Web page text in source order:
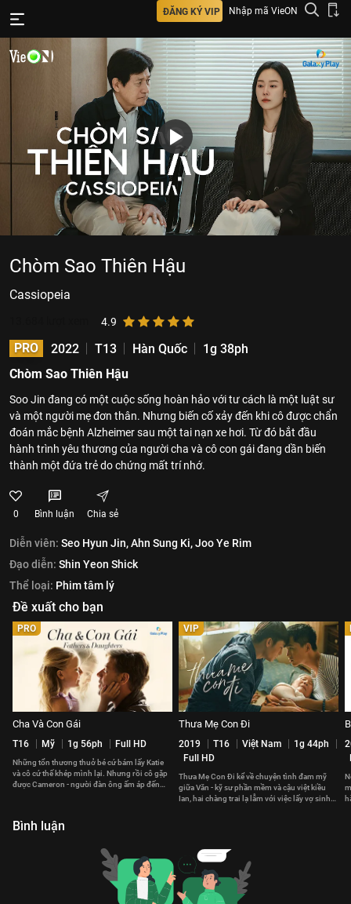
ĐĂNG KÝ VIP Nhập mã VieON
Chòm Sao Thiên Hậu
Cassiopeia
4.9
PRO 2022 T13 Hàn Quốc
1g 38ph
Chòm Sao Thiên Hậu
Soo Jin đang có một cuộc sống hoàn hảo với tư cách là một luật sư
và một người mẹ đơn thân. Nhưng biến cố xảy đến khi cô được chẩn
đoán mắc bệnh Alzheimer sau một tai nạn xe hơi. Từ đó bắt đầu
hành trình yêu thương của người cha và cô con gái đang dần biến
thành một đứa trẻ do chứng mất trí nhớ.
0 Bình luận Chia sẻ
Diễn viên: Seo Hyun Jin,Ahn Sung Ki,Joo Ye Rim
Đạo diễn: Shin Yeon Shick
Thể loại: Phim tâm lý
Đề xuất cho bạn
PRO
Cha Và Con Gái
T16 Mỹ 1g 56ph Full HD
Những tổn thương thuở bé cứ bám lấy Katie
và cô cứ thế khép mình lại. Nhưng rồi cô gặp
được Cameron - người đàn ông ấm áp đến
VIP
Thưa Mẹ Con Đi
2019 T16 Việt Nam
1g 44ph
Full HD
Thưa Mẹ Con Đi kể về chuyện tình đam mỹ
giữa Văn - kỹ sư phần mềm và cậu việt kiều
Ian, hai chàng trai lạ lẫm với việc lấy vợ sinh
Bình luận